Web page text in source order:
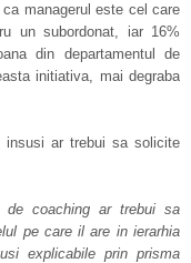
managerul este cel care
un subordonat, iar 16%
din departamentul de
initiativa, mai degraba
insusi ar trebui sa solicite
de coaching ar trebui sa
pe care il are in ierarhia
explicabile prin prisma